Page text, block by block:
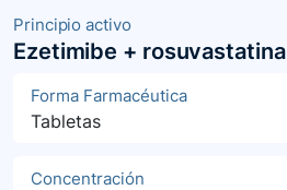
Principio activo
Ezetimibe + rosuvastatina
Forma Farmacéutica
Tabletas
Concentración